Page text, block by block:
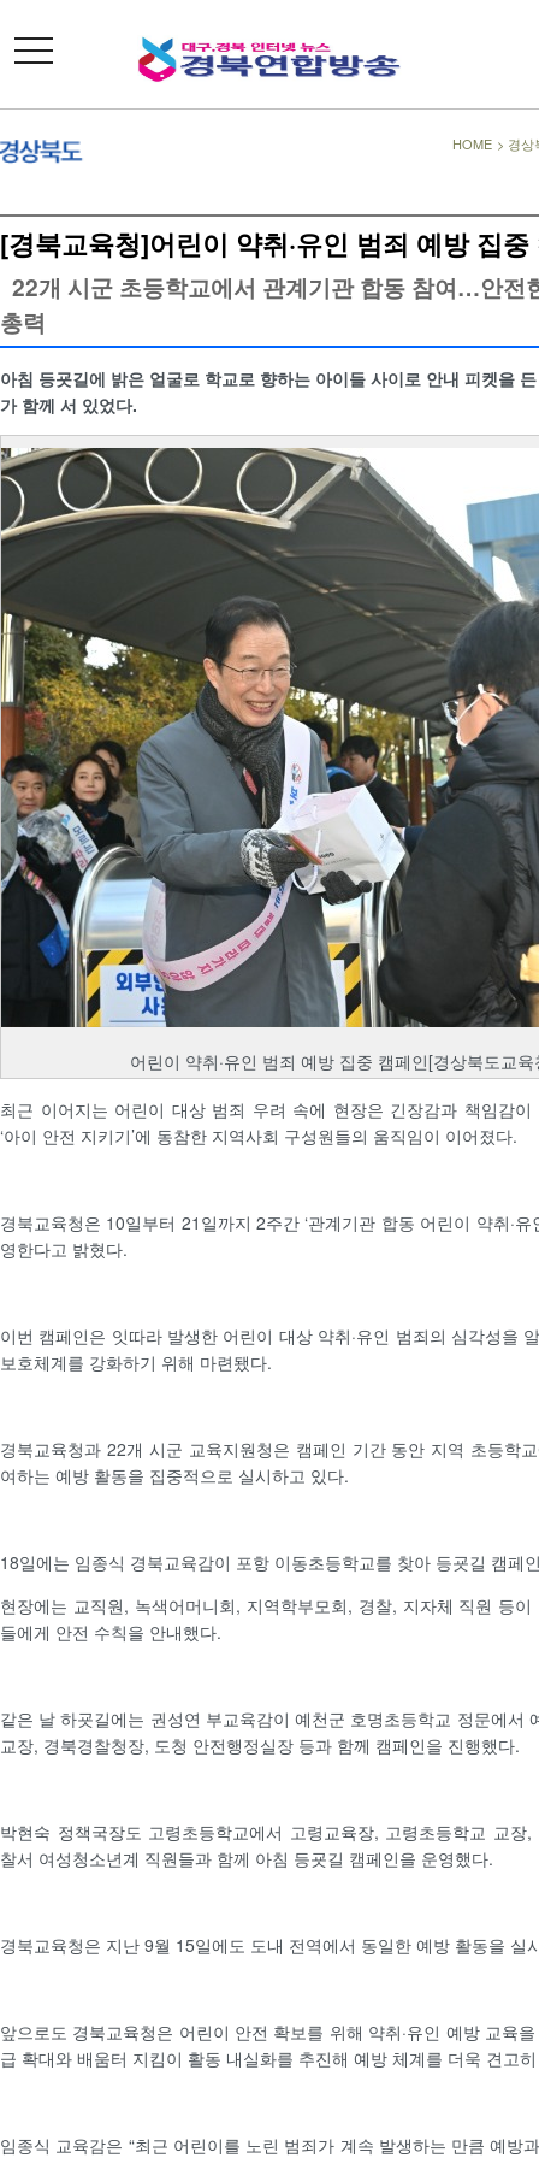
toggle
navigation
HOME > 경상
[경북교육청]어린이 약취·유인 범죄 예방 집
22개 시군 초등학교에서 관계기관 합동 참여…안전
총력
아침 등굣길에 밝은 얼굴로 학교로 향하는 아이들 사이로 안내 피켓을
가 함께 서 있었다.
어린이 약취·유인 범죄 예방 집중 캠페인[경상북도교
최근 이어지는 어린이 대상 범죄 우려 속에 현장은 긴장감과 책임감
‘아이 안전 지키기’에 동참한 지역사회 구성원들의 움직임이 이어졌다.
경북교육청은 10일부터 21일까지 2주간 ‘관계기관 합동 어린이 약취·유
영한다고 밝혔다.
이번 캠페인은 잇따라 발생한 어린이 대상 약취·유인 범죄의 심각성을
보호체계를 강화하기 위해 마련됐다.
경북교육청과 22개 시군 교육지원청은 캠페인 기간 동안 지역 초등학
여하는 예방 활동을 집중적으로 실시하고 있다.
18일에는 임종식 경북교육감이 포항 이동초등학교를 찾아 등굣길 캠페
현장에는 교직원, 녹색어머니회, 지역학부모회, 경찰, 지자체 직원 등
들에게 안전 수칙을 안내했다.
같은 날 하굣길에는 권성연 부교육감이 예천군 호명초등학교 정문에서
교장, 경북경찰청장, 도청 안전행정실장 등과 함께 캠페인을 진행했다.
박현숙 정책국장도 고령초등학교에서 고령교육장, 고령초등학교 교장
찰서 여성청소년계 직원들과 함께 아침 등굣길 캠페인을 운영했다.
경북교육청은 지난 9월 15일에도 도내 전역에서 동일한 예방 활동을 실
앞으로도 경북교육청은 어린이 안전 확보를 위해 약취·유인 예방 교육
급 확대와 배움터 지킴이 활동 내실화를 추진해 예방 체계를 더욱 견고
임종식 교육감은 “최근 어린이를 노린 범죄가 계속 발생하는 만큼 예방